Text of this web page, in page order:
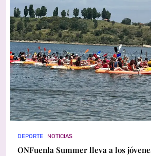
DEPORTE NOTICIAS
ONFuenla Summer lleva a los